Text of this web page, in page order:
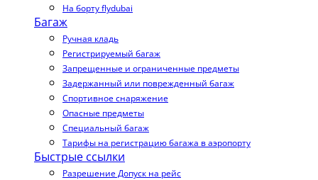
На борту flydubai
Багаж
Ручная кладь
Регистрируемый багаж
Запрещенные и ограниченные предметы
Задержанный или поврежденный багаж
Спортивное снаряжение
Опасные предметы
Специальный багаж
Тарифы на регистрацию багажа в аэропорту
Быстрые ссылки
Разрешение Допуск на рейс